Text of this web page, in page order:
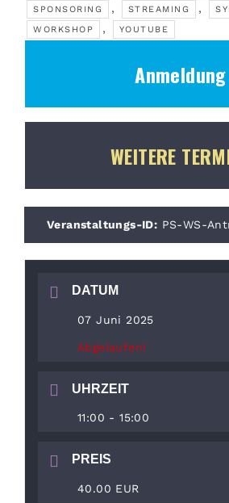
SPONSORING , STREAMING ,
WORKSHOP , YOUTUBE
Anmeldung
WEITERE
Veranstaltungs-ID: PS-WS-
DATUM
07 Juni 2025
Abgelaufen!
UHRZEIT
11:00 - 15:00
PREIS
40.00 EUR